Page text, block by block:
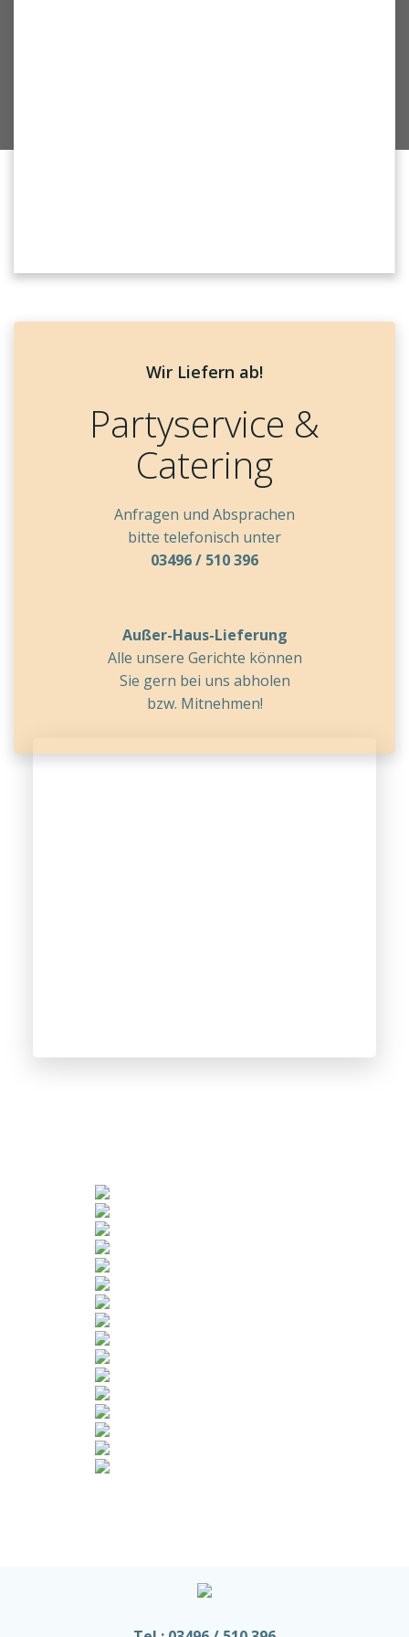
Wir Liefern ab!
Partyservice &
Catering
Anfragen und Absprachen
bitte telefonisch unter
03496 / 510 396
Außer-Haus-Lieferung
Alle unsere Gerichte können
Sie gern bei uns abholen
bzw. Mitnehmen!